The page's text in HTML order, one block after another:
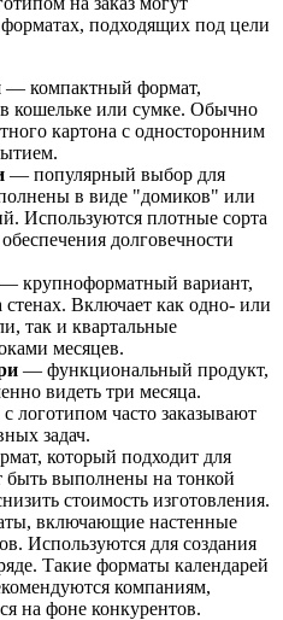
подходящих под цели
— компактный формат,
кошельке или сумке. Обычно
картона с односторонним
— популярный выбор для
в виде "домиков" или
Используются плотные сорта
долговечности
— крупноформатный вариант,
стенах. Включает как одно- или
так и квартальные
месяцев.
— функциональный продукт,
видеть три месяца.
логотипом часто заказывают
задач.
который подходит для
выполнены на тонкой
стоимость изготовления.
включающие настенные
Используются для создания
Такие форматы календарей
компаниям,
на фоне конкурентов.